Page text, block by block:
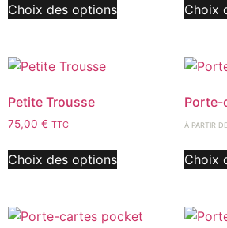
Choix des options Choix
Petite Trousse
75,00 € TTC
Choix des options
Porte-
À PARTIR
Choix